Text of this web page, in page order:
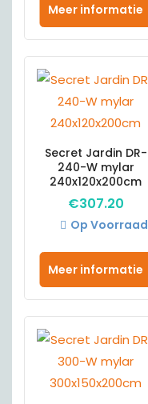
Meer informatie
Secret Jardin DR-
240-W mylar
240x120x200cm
€307.20
Meer informatie
Op Voorraad